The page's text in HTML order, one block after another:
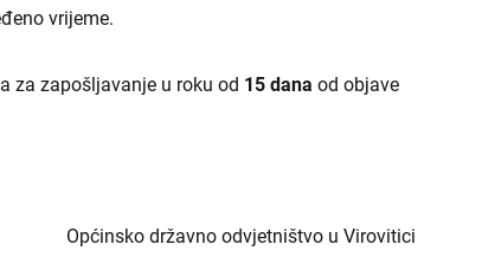
vrijeme.
za zapošljavanje u roku od 15 dana od objave
Općinsko državno odvjetništvo u Virovitici